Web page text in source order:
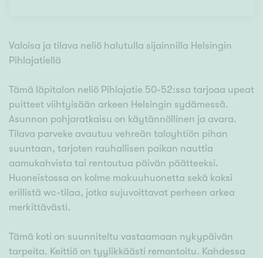
Valoisa ja tilava neliö halutulla sijainnilla Helsingin
Pihlajatiellä
Tämä läpitalon neliö Pihlajatie 50-52:ssa tarjoaa upeat
puitteet viihtyisään arkeen Helsingin sydämessä.
Asunnon pohjaratkaisu on käytännöllinen ja avara.
Tilava parveke avautuu vehreän taloyhtiön pihan
suuntaan, tarjoten rauhallisen paikan nauttia
aamukahvista tai rentoutua päivän päätteeksi.
Huoneistossa on kolme makuuhuonetta sekä kaksi
erillistä wc-tilaa, jotka sujuvoittavat perheen arkea
merkittävästi.
Tämä koti on suunniteltu vastaamaan nykypäivän
tarpeita. Keittiö on tyylikkäästi remontoitu. Kahdessa